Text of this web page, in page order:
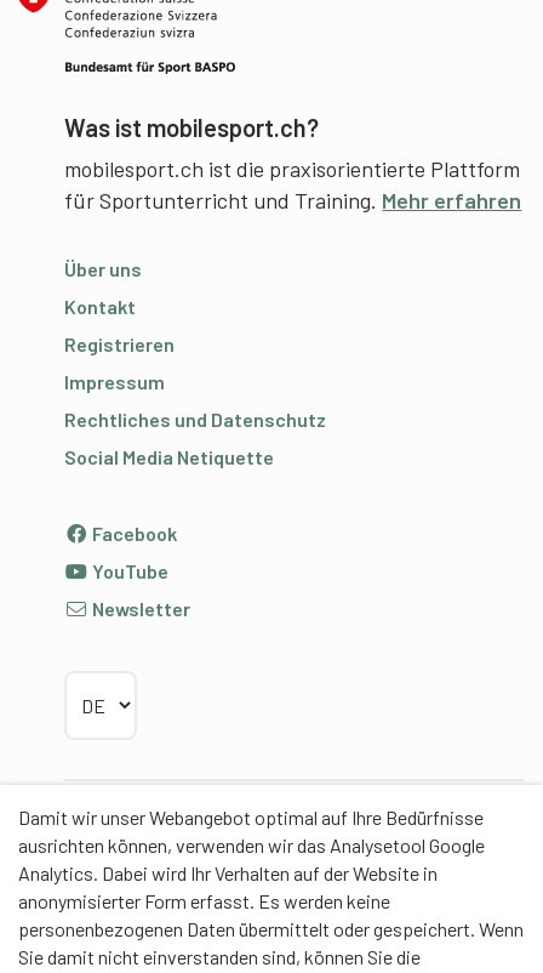
Damit wir unser Webangebot optimal auf Ihre Bedürfnisse
ausrichten können, verwenden wir das Analysetool Google
Analytics. Dabei wird Ihr Verhalten auf der Website in
anonymisierter Form erfasst. Es werden keine
personenbezogenen Daten übermittelt oder gespeichert. Wenn
Sie damit nicht einverstanden sind, können Sie die
Was ist mobilesport.ch?
mobilesport.ch ist die praxisorientierte Plattform
für Sportunterricht und Training. Mehr erfahren
Über uns
Kontakt
Registrieren
Impressum
Rechtliches und Datenschutz
Social Media Netiquette
Facebook
YouTube
Newsletter
Partner